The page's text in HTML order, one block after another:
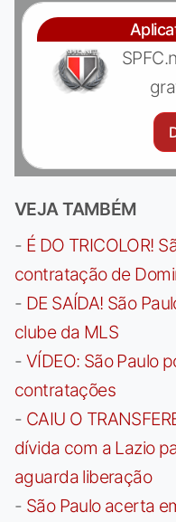
VEJA TAMBÉM
- É DO TRICOLOR!
contratação de
- DE SAÍDA! São
clube da MLS
- VÍDEO: São Paulo
contratações
- CAIU O
dívida com a Lazio
aguarda liberação
- São Paulo acerta